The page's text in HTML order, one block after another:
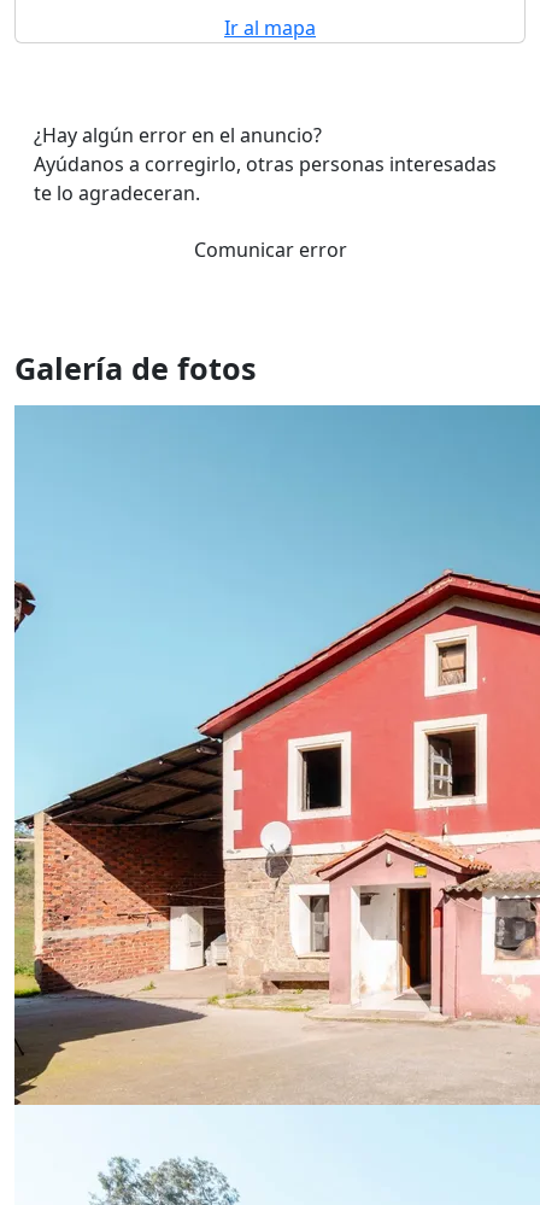
Ir al mapa
¿Hay algún error en el anuncio?
Ayúdanos a corregirlo, otras personas interesadas
te lo agradeceran.
Comunicar error
Galería de fotos